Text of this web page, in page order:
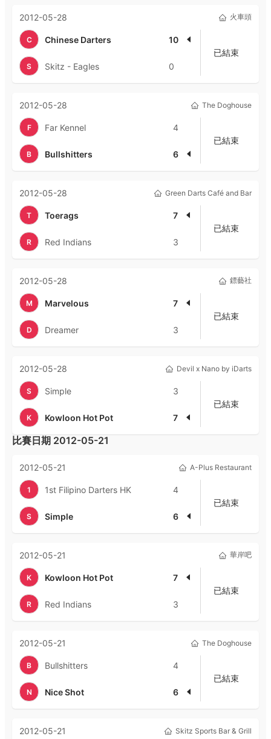
2012-05-28 火車頭
C Chinese Darters 10
S Skitz - Eagles 0
已結束
2012-05-28 The Doghouse
F Far Kennel 4
B Bullshitters 6
已結束
2012-05-28 Green Darts Café and Bar
T Toerags 7
R Red Indians 3
已結束
2012-05-28 鏢藝社
M Marvelous 7
D Dreamer 3
已結束
2012-05-28 Devil x Nano by iDarts
S Simple 3
K Kowloon Hot Pot 7
已結束
比賽日期 2012-05-21
2012-05-21 A-Plus Restaurant
1 1st Filipino Darters HK 4
S Simple 6
已結束
2012-05-21 華岸吧
K Kowloon Hot Pot 7
R Red Indians 3
已結束
2012-05-21 The Doghouse
B Bullshitters 4
N Nice Shot 6
已結束
2012-05-21 Skitz Sports Bar & Grill